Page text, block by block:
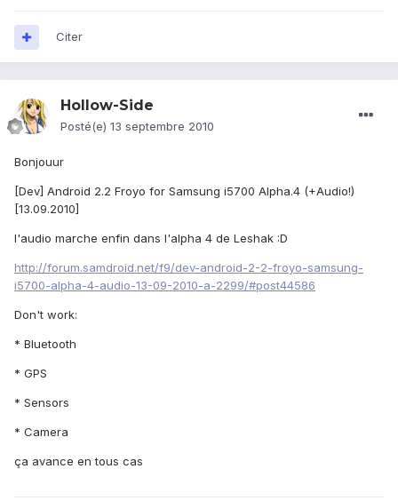
Citer
Hollow-Side
Posté(e) 13 septembre 2010
Bonjouur
[Dev] Android 2.2 Froyo for Samsung i5700 Alpha.4 (+Audio!)
[13.09.2010]
l'audio marche enfin dans l'alpha 4 de Leshak :D
http://forum.samdroid.net/f9/dev-android-2-2-froyo-samsung-
i5700-alpha-4-audio-13-09-2010-a-2299/#post44586
Don't work:
* Bluetooth
* GPS
* Sensors
* Camera
ça avance en tous cas